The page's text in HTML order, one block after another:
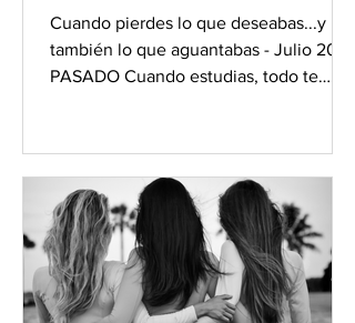
Cuando pierdes lo que deseabas...y
también lo que aguantabas - Julio 2025
PASADO Cuando estudias, todo te